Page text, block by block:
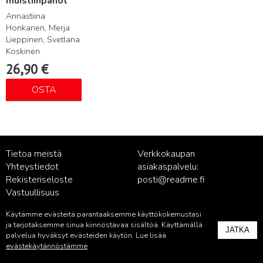
Annastiina
Honkanen, Merja
Lieppinen, Svetlana
Koskinen
26,90 €
OSTA
Tietoa meistä
Yhteystiedot
Rekisteriseloste
Vastuullisuus
Verkkokaupan
asiakaspalvelu:
posti@readme.fi
Kustantamon asiakaspalvelu:
palvelu@readme.fi
Käytämme evästeitä parantaaksemme käyttökokemustasi
ja tarjotaksemme sinua kiinnostavaa sisältöä. Käyttämällä
palvelua hyväksyt evästeiden käytön. Lue lisää
evästekäytännöstämme.
JATKA